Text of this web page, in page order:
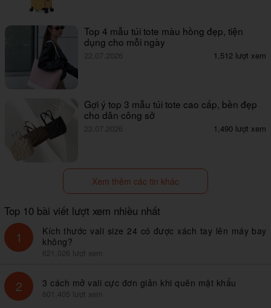
Top 4 mẫu túi tote màu hồng đẹp, tiện
dụng cho mỗi ngày
22.07.2026 1,512 lượt xem
Gợi ý top 3 mẫu túi tote cao cấp, bền đẹp
cho dân công sở
22.07.2026 1,490 lượt xem
Xem thêm các tin khác
Top 10 bài viết lượt xem nhiều nhất
1
Kích thước vali size 24 có được xách tay lên máy bay
không?
621,026 lượt xem
2 3 cách mở vali cực đơn giản khi quên mật khẩu
601,405 lượt xem